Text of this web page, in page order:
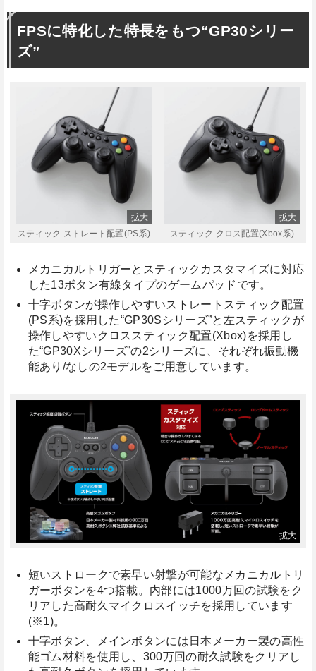
FPSに特化した特長をもつ“GP30シリー
ズ”
スティック ストレート配置(PS系) スティック クロス配置(Xbox系)
メカニカルトリガーとスティックカスタマイズに対応
した13ボタン有線タイプのゲームパッドです。
十字ボタンが操作しやすいストレートスティック配置
(PS系)を採用した“GP30Sシリーズ”と左スティックが
操作しやすいクロススティック配置(Xbox)を採用し
た“GP30Xシリーズ”の2シリーズに、それぞれ振動機
能あり/なしの2モデルをご用意しています。
短いストロークで素早い射撃が可能なメカニカルトリ
ガーボタンを4つ搭載。内部には1000万回の試験をク
リアした高耐久マイクロスイッチを採用しています
(※1)。
十字ボタン、メインボタンには日本メーカー製の高性
能ゴム材料を使用し、300万回の耐久試験をクリアし